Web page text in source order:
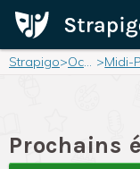
Strapigo> Occitanie >
Prochains